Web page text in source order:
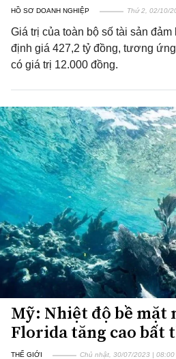
HỒ SƠ DOANH NGHIỆP Thứ 2, 02/10/
Giá trị của toàn bộ số tài sản
định giá 427,2 tỷ đồng, tương
có giá trị 12.000 đồng.
Mỹ: Nhiệt độ bề mặt
Florida tăng cao bất
THẾ GIỚI Chủ nhật, 30/07/2023 | 08:00